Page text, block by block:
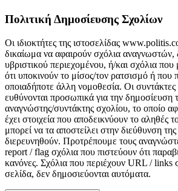
Πολιτική Δημοσίευσης Σχολίων
Οι ιδιοκτήτες της ιστοσελίδας
δικαίωμα να αφαιρούν σχόλια αναγνωστών,
υβριστικού περιεχομένου, ή/και σχόλια
ότι υποκινούν το μίσος/τον ρατσισμό ή που
οποιαδήποτε άλλη νομοθεσία. Οι
ευθύνονται προσωπικά για την δημοσίευση
αναγνώστης/συντάκτης σχολίου, το οποίο
έχει στοιχεία που αποδεικνύουν το αληθές
μπορεί να τα αποστείλει στην διεύθυνση
διερευνηθούν. Προτρέπουμε τους
report / flag σχόλια που πιστεύουν ότι
κανόνες. Σχόλια που περιέχουν URL / links
σελίδα, δεν δημοσιεύονται αυτόματα.